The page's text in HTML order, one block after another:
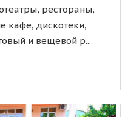
рестораны,
кафе, дискотеки,
и вещевой р...